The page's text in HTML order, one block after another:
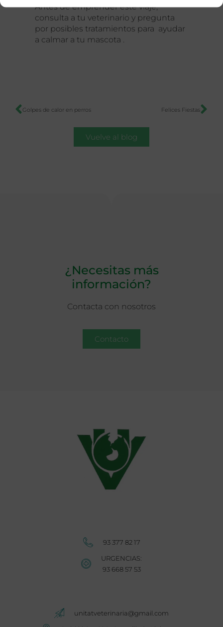
Antes de emprender este viaje,
consulta a tu veterinario y pregunta
por posibles tratamientos para ayudar
a calmar a tu mascota .
Golpes de calor en perros Felices Fiestas
Vuelve al blog
¿Necesitas más
información?
Contacta con nosotros
Contacto
93 377 82 17
URGENCIAS:
93 668 57 53
unitatveterinaria@gmail.com